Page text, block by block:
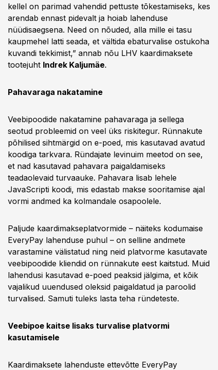
kellel on parimad vahendid pettuste tõkestamiseks, kes
arendab ennast pidevalt ja hoiab lahenduse
nüüdisaegsena. Need on nõuded, alla mille ei tasu
kaupmehel latti seada, et vältida ebaturvalise ostukoha
kuvandi tekkimist,” annab nõu LHV kaardimaksete
tootejuht Indrek Kaljumäe.
Pahavaraga nakatamine
Veebipoodide nakatamine pahavaraga ja sellega
seotud probleemid on veel üks riskitegur. Rünnakute
põhilised sihtmärgid on e-poed, mis kasutavad avatud
koodiga tarkvara. Ründajate levinuim meetod on see,
et nad kasutavad pahavara paigaldamiseks
teadaolevaid turvaauke. Pahavara lisab lehele
JavaScripti koodi, mis edastab makse sooritamise ajal
vormi andmed ka kolmandale osapoolele.
Paljude kaardimakseplatvormide – näiteks kodumaise
EveryPay lahenduse puhul – on selline andmete
varastamine välistatud ning neid platvorme kasutavate
veebipoodide kliendid on rünnakute eest kaitstud. Muid
lahendusi kasutavad e-poed peaksid jälgima, et kõik
vajalikud uuendused oleksid paigaldatud ja paroolid
turvalised. Samuti tuleks lasta teha ründeteste.
Veebipoe kaitse lisaks turvalise platvormi
kasutamisele
Kaardimaksete lahenduste ettevõtte EveryPay